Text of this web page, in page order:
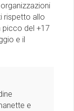
rispetto allo
del +17
e il
e